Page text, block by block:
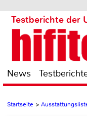
Testberichte der
News
Startseite >